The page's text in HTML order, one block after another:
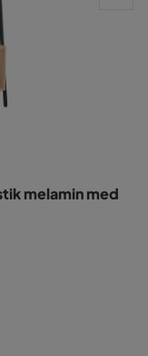
melamin med